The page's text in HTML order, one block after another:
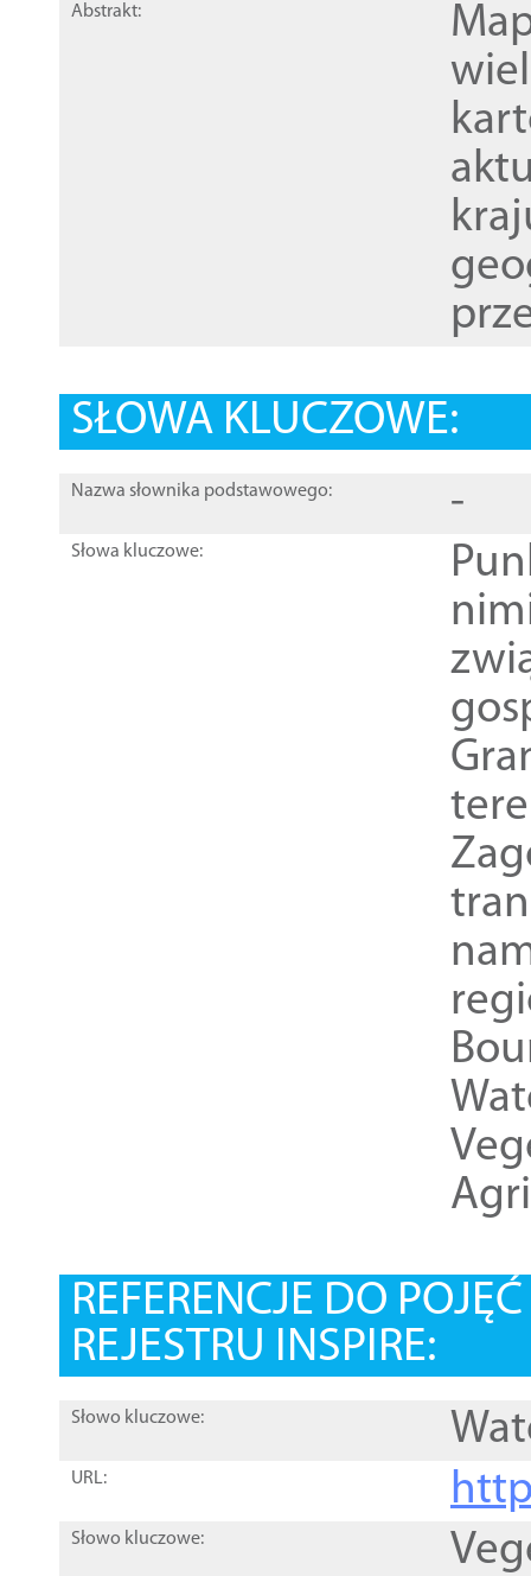
Abstrakt:
SŁOWA KLUCZOWE:
Nazwa słownika podstawowego: -
Słowa kluczowe:
REFERENCJE DO
REJESTRU INSPIRE:
Słowo kluczowe:
URL:
Słowo kluczowe: